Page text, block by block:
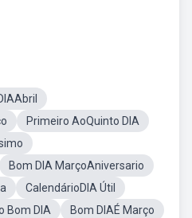
Primeiro AoQuinto DIA
Bom DIA MarçoAniversario
CalendárioDIA Útil
Bom DIA
Bom DIAÉ Março